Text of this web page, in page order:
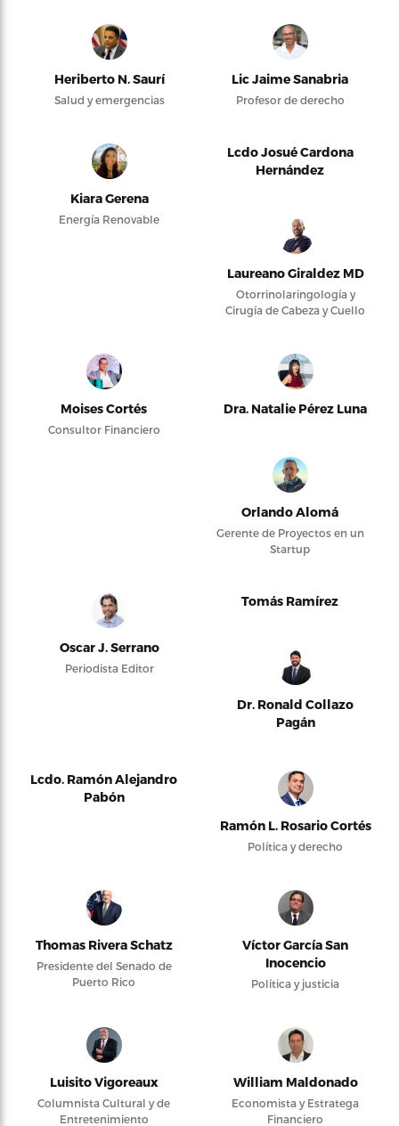
Heriberto N. Saurí
Salud y emergencias
Lic Jaime Sanabria
Profesor de derecho
Kiara Gerena
Energía Renovable
Lcdo Josué Cardona
Hernández
Laureano Giraldez MD
Otorrinolaringología y
Cirugía de Cabeza y Cuello
Moises Cortés
Consultor Financiero
Dra. Natalie Pérez Luna
Orlando Alomá
Gerente de Proyectos en un
Startup
Oscar J. Serrano
Periodista Editor
Tomás Ramírez
Dr. Ronald Collazo
Pagán
Lcdo. Ramón Alejandro
Pabón
Ramón L. Rosario Cortés
Política y derecho
Thomas Rivera Schatz
Presidente del Senado de
Puerto Rico
Víctor García San
Inocencio
Política y justicia
Luisito Vigoreaux
Columnista Cultural y de
Entretenimiento
William Maldonado
Economista y Estratega
Financiero